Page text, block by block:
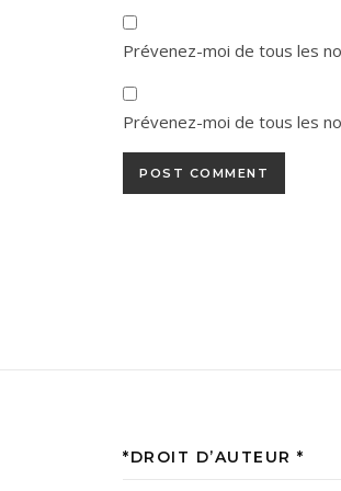
Prévenez-moi de tous les
Prévenez-moi de tous les
*DROIT D’AUTEUR *